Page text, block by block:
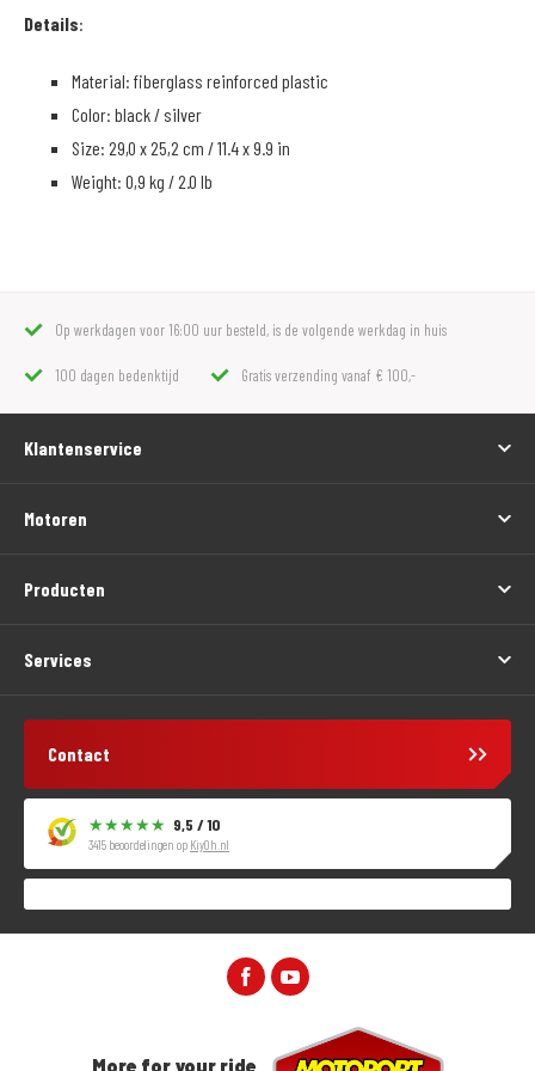
Details:
Material: fiberglass reinforced plastic
Color: black / silver
Size: 29,0 x 25,2 cm / 11.4 x 9.9 in
Weight: 0,9 kg / 2.0 lb
Op werkdagen voor 16:00 uur besteld, is de volgende werkdag in huis
100 dagen bedenktijd Gratis verzending vanaf € 100,-
Klantenservice
Motoren
Producten
Services
Contact
9,5 / 10
3415 beoordelingen op KiyOh.nl
More for your ride